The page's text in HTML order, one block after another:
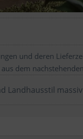
und deren
dem
Landhausstil